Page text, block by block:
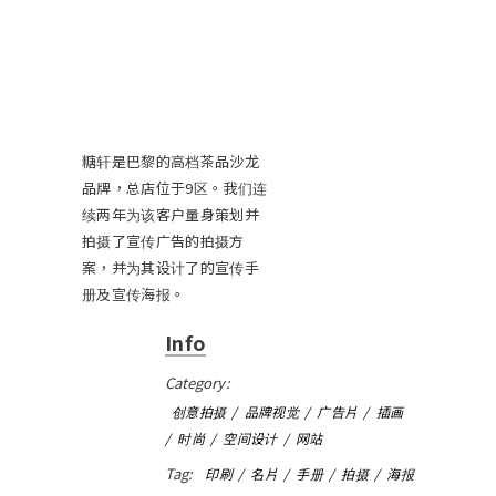
糖轩是巴黎的高档茶品沙龙
品牌，总店位于9区。我们连
续两年为该客户量身策划并
拍摄了宣传广告的拍摄方
案，并为其设计了的宣传手
册及宣传海报。
Info
Category:
创意拍摄 品牌视觉 广告片
插画
时尚
空间设计 网站
Tag: 印刷 名片 手册 拍摄 海报